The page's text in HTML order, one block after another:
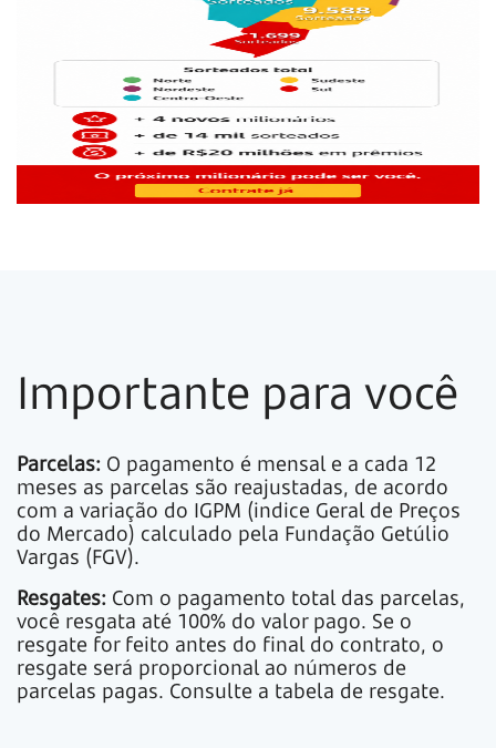
Importante para você
Parcelas: O pagamento é mensal e a cada 12
meses as parcelas são reajustadas, de acordo
com a variação do IGPM (indice Geral de Preços
do Mercado) calculado pela Fundação Getúlio
Vargas (FGV).
Resgates: Com o pagamento total das parcelas,
você resgata até 100% do valor pago. Se o
resgate for feito antes do final do contrato, o
resgate será proporcional ao números de
parcelas pagas. Consulte a tabela de resgate.